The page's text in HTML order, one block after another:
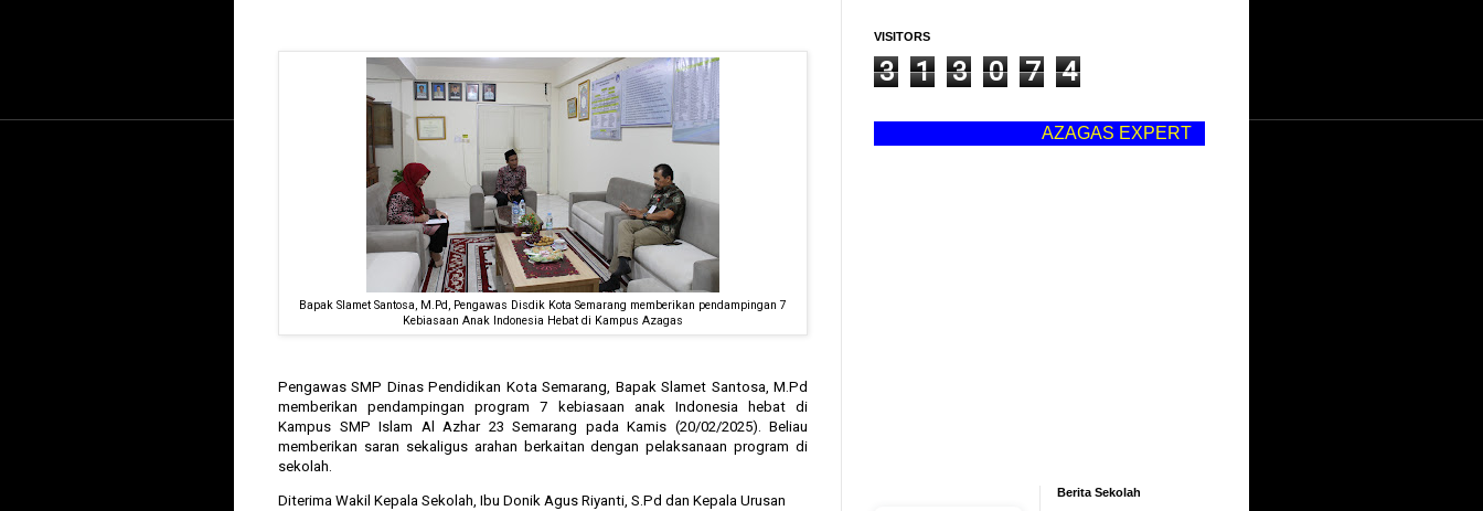
Bapak Slamet Santosa, M.Pd, Pengawas Disdik Kota Semarang memberikan pendampingan 7
Kebiasaan Anak Indonesia Hebat di Kampus Azagas
Pengawas SMP Dinas Pendidikan Kota Semarang, Bapak Slamet Santosa, M.Pd
memberikan pendampingan program 7 kebiasaan anak Indonesia hebat di
Kampus SMP Islam Al Azhar 23 Semarang pada Kamis (20/02/2025). Beliau
memberikan saran sekaligus arahan berkaitan dengan pelaksanaan program di
sekolah.
Diterima Wakil Kepala Sekolah, Ibu Donik Agus Riyanti, S.Pd dan Kepala Urusan
VISITORS
3 1 3 0 7 4
AZAGAS EXPERT
Berita Sekolah